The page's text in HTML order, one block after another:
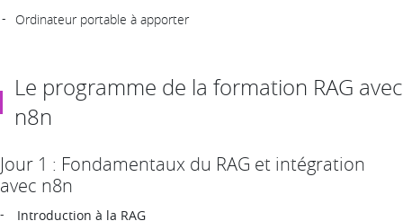
Ordinateur portable à apporter
Le programme de la formation RAG avec
n8n
Jour 1 : Fondamentaux du RAG et intégration
avec n8n
Introduction à la RAG